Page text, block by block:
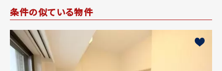
条件の似ている物件